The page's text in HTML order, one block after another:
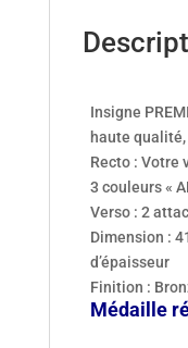
Insigne
haute
Recto : Votre
3 couleurs «
Verso : 2
Dimension :
d’épaisseur
Finition :
Médaille